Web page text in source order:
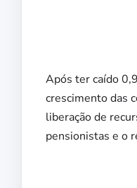
Após ter caído
crescimento das
liberação de
pensionistas e o